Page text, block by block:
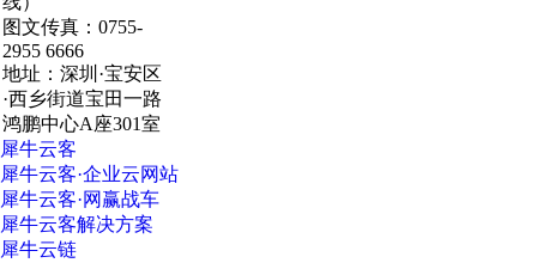
图文传真：0755-
2955 6666
地址：深圳·宝安区
·西乡街道宝田一路
鸿鹏中心A座301室
犀牛云客
犀牛云客·企业云网站
犀牛云客·网赢战车
犀牛云客解决方案
犀牛云链